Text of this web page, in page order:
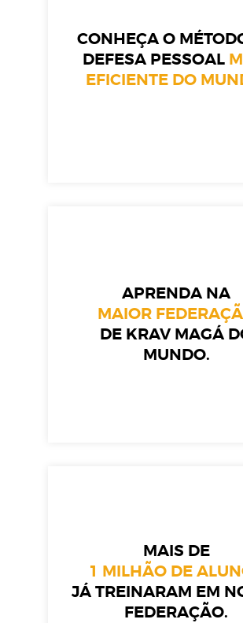
CONHEÇA O
DEFESA PESSOAL
EFICIENTE DO
APRENDA NA
MAIOR
DE KRAV MAGÁ
MUNDO.
MAIS DE
1 MILHÃO DE
JÁ TREINARAM EM
FEDERAÇÃO.